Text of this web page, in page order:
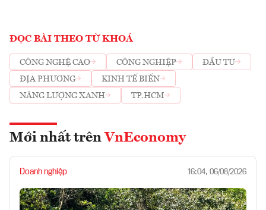
ĐỌC BÀI THEO TỪ KHOÁ
CÔNG NGHỆ CAO CÔNG NGHIỆP
ĐẦU TƯ
ĐỊA PHƯƠNG
KINH TẾ BIỂN
NĂNG LƯỢNG XANH
TP.HCM
Mới nhất trên VnEconomy
Doanh nghiệp 16:04, 06/08/2026